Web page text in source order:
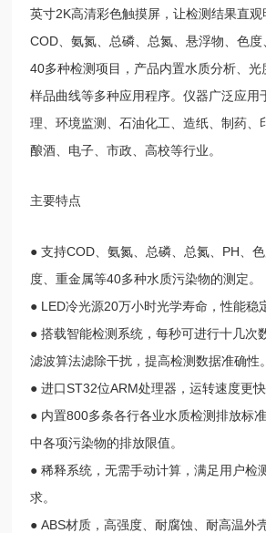
英寸2K高清彩色触摸屏，让检测结果直观
COD、氨氮、总磷、总氮、悬浮物、色
40多种检测项目，产品内置水质分析、光
样品曲线等多种应用程序。仪器广泛应用
理、环境监测、石油化工、造纸、制药、
酿酒、电子、市政、高校等行业。
主要特点
● 支持COD、氨氮、总磷、总氮、PH、
度、重金属等40多种水质污染物的测定。
● LED冷光源20万小时光学寿命，性能稳
● 搭载智能检测系统，每秒可进行十几次
滤波算法滤除干扰，提高检测数据准确性。
● 进口ST32位ARM处理器，运转速度更快
● 内置800多条各行各业水质检测排放标
中各项污染物的排放限值。
● 稀释系统，无需手动计算，满足用户检
求。
● ABS材质，高强度、耐腐蚀、耐高温外壳